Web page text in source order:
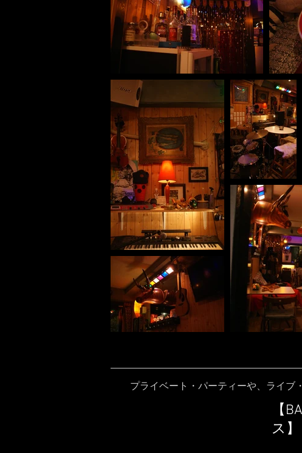
プライベート・パーティーや、ライブ
【
ス】